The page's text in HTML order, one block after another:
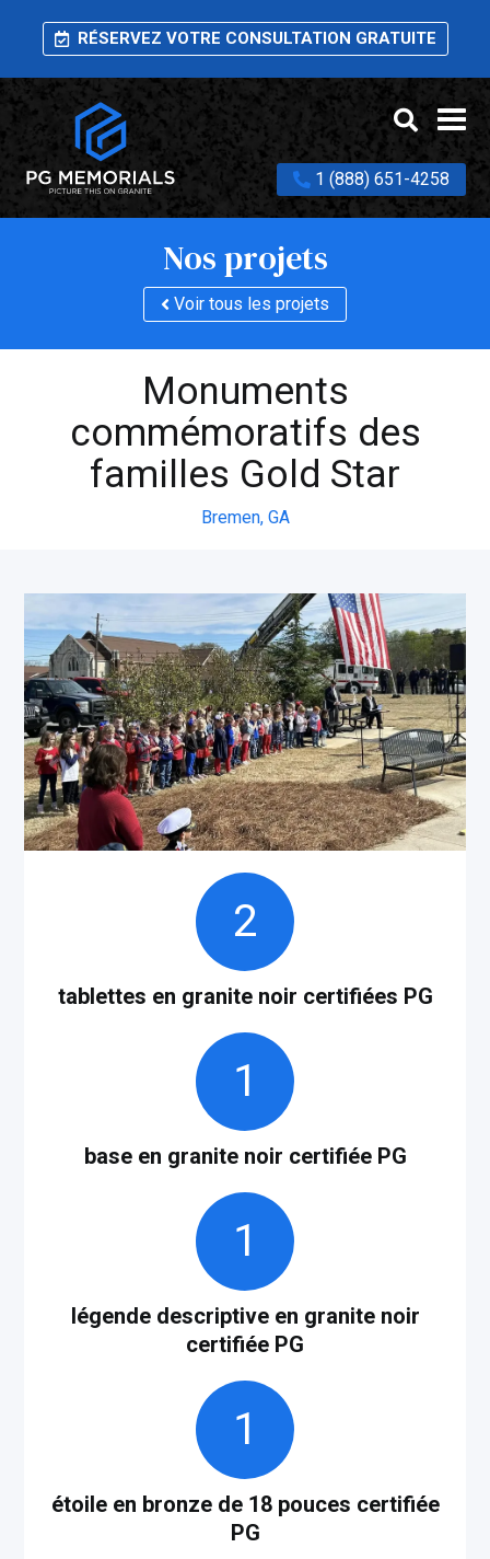
RÉSERVEZ VOTRE CONSULTATION GRATUITE
1 (888) 651-4258
Nos projets
Voir tous les projets
Monuments
commémoratifs des
familles Gold Star
Bremen, GA
2
tablettes en granite noir certifiées PG
1
base en granite noir certifiée PG
1
légende descriptive en granite noir
certifiée PG
1
étoile en bronze de 18 pouces certifiée
PG